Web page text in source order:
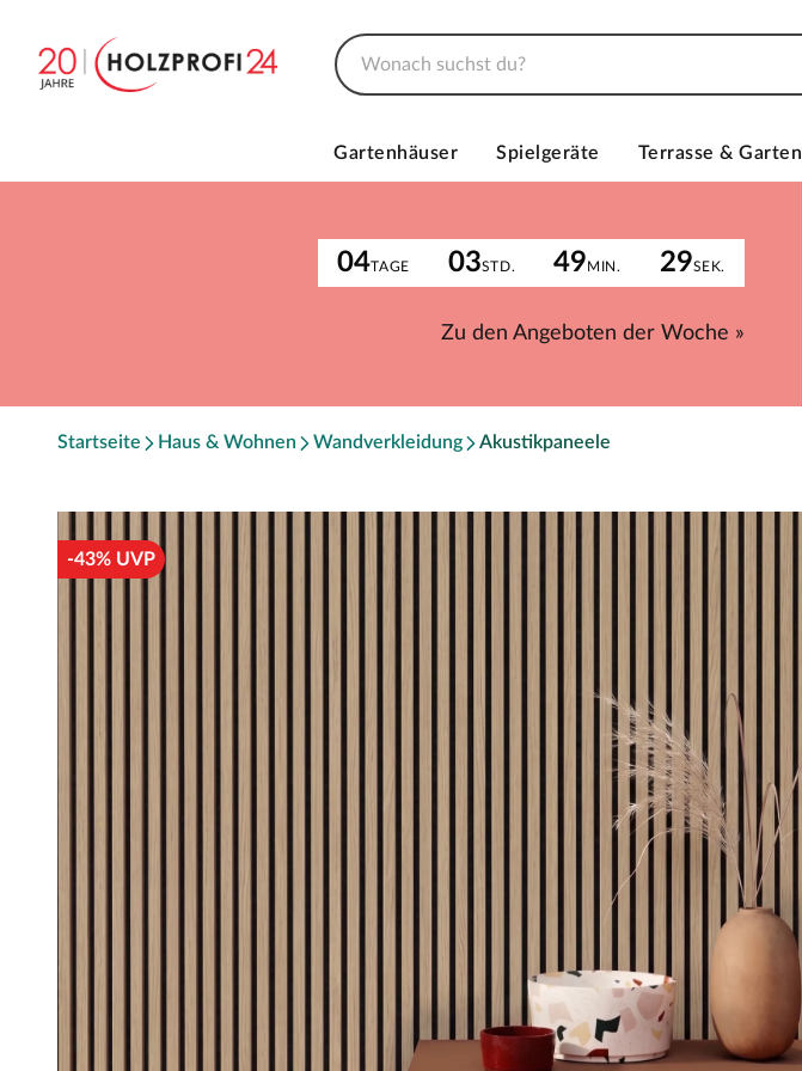
Gartenhäuser Spielgeräte Terrasse & Garten
04TAGE 03STD. 49MIN. 29SEK.
Zu den Angeboten der Woche »
Startseite Haus & Wohnen Wandverkleidung Akustikpaneele
-43% UVP